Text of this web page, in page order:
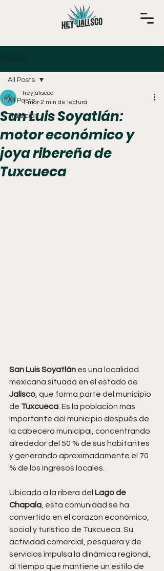
Entrada
All Posts
Tradición
All Posts
San Luis Soyatlán:
motor económico y
joya ribereña de
Tuxcueca
heyjaliscoo
1 mar 2 min de lectura
San Luis Soyatlán es una localidad
mexicana situada en el estado de
Jalisco , que forma parte del municipio
de Tuxcueca . Es la población más
importante del municipio después de
la cabecera municipal, concentrando
alrededor del 50 % de sus habitantes
y generando aproximadamente el 70
% de los ingresos locales.
Ubicada a la ribera del Lago de
Chapala , esta comunidad se ha
convertido en el corazón económico,
social y turístico de Tuxcueca. Su
actividad comercial, pesquera y de
servicios impulsa la dinámica regional,
al tiempo que mantiene un estilo de